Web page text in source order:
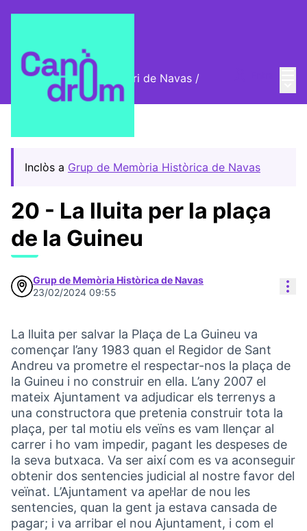
Cromos digitals del barri de Navas /
🦊 Cromos digitals
Inclòs a Grup de Memòria Històrica de Navas
20 - La lluita per la plaça
de la Guineu
Grup de Memòria Històrica de Navas
23/02/2024 09:55
La lluita per salvar la Plaça de La Guineu va
començar l’any 1983 quan el Regidor de Sant
Andreu va prometre el respectar-nos la plaça de
la Guineu i no construir en ella. L’any 2007 el
mateix Ajuntament va adjudicar els terrenys a
una constructora que pretenia construir tota la
plaça, per tal motiu els veïns es vam llençar al
carrer i ho vam impedir, pagant les despeses de
la seva butxaca. Va ser així com es va aconseguir
obtenir dos sentencies judicial al nostre favor del
veïnat. L’Ajuntament va apel·lar de nou les
sentencies, quan la gent ja estava cansada de
pagar; i va arribar el nou Ajuntament, i com el